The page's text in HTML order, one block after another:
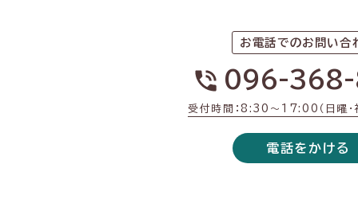
お電話でのお問い合
096-
受付時間：8:30〜17:00（日曜・
電話をかける